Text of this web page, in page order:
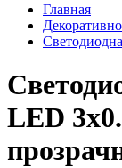
Главная
LED